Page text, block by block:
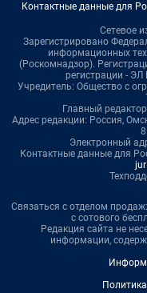
Контактные данные для
Сетевое
Зарегистрировано
информационных
(Роскомнадзор).
регистрации -
Учредитель: Общество с
Главный
Адрес редакции: Россия,
Электронный
Контактные данные для
Связаться с отделом
с сотового
Редакция сайта не
информации,